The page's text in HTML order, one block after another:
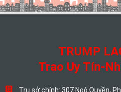
TRUMP
Trao Uy Tín-
Trụ sở chính: 307 Ngô Quyền,